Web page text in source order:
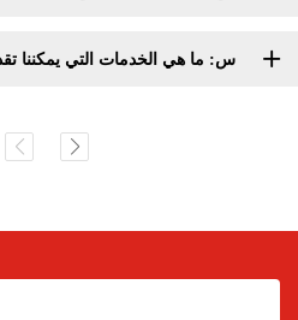
س: ما هي الخدمات التي يمكننا